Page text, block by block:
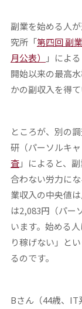
副業を始める人
究所「第四回 副
月公表）
」によ
開始以来の最高
かの副収入を得て
ところが、別の
研（パーソルキ
査」によると、
合わない労力に
業収入の中央値
は2,083円（パー
います。始める
り稼げない」と
るのです。
Bさん（44歳、IT